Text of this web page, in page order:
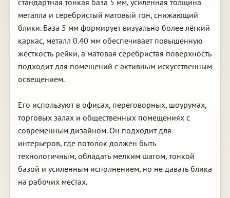
стандартная тонкая база 5 мм, усиленная толщина
металла и серебристый матовый тон, снижающий
блики. База 5 мм формирует визуально более лёгкий
каркас, металл 0.40 мм обеспечивает повышенную
жёсткость рейки, а матовая серебристая поверхность
подходит для помещений с активным искусственным
освещением.
Его используют в офисах, переговорных, шоурумах,
торговых залах и общественных помещениях с
современным дизайном. Он подходит для
интерьеров, где потолок должен быть
технологичным, обладать мелким шагом, тонкой
базой и усиленным исполнением, но не давать блика
на рабочих местах.